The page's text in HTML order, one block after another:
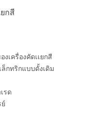
กสี
เครื่องคัดเเยกสี
กทริกแบบดั้งเดิม
รด